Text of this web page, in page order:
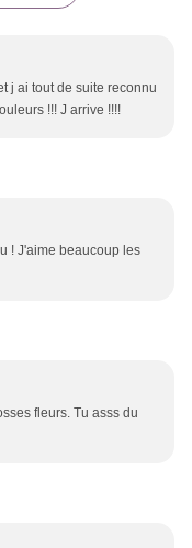
j ai tout de suite reconnu
!!! J arrive !!!!
! J'aime beaucoup les
fleurs. Tu asss du